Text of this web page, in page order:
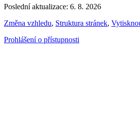
Poslední aktualizace: 6. 8. 2026
Změna vzhledu, Struktura stránek,
Prohlášení o přístupnosti